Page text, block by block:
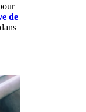
de